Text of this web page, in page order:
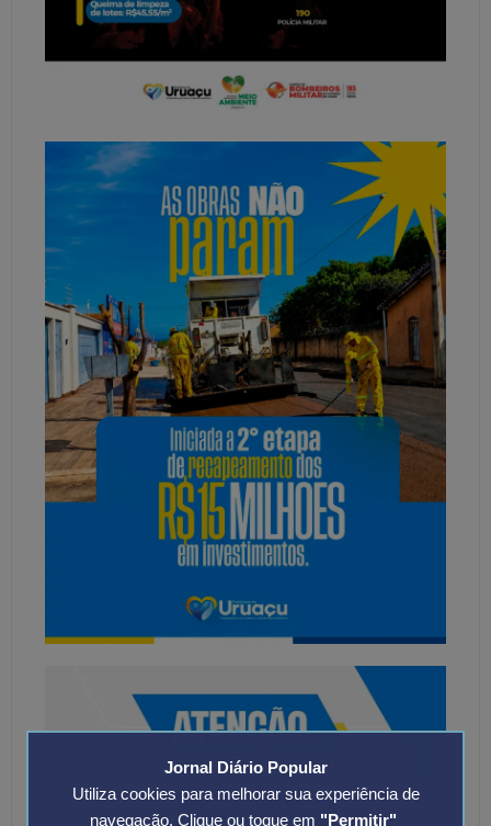
Jornal Diário Popular
Utiliza cookies para melhorar sua experiência de
navegação. Clique ou toque em "Permitir"